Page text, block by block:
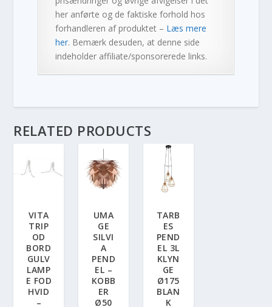
her anførte og de faktiske forhold hos
forhandleren af produktet – Læs mere
her. Bemærk desuden, at denne side
indeholder affiliate/sponsorerede links.
RELATED PRODUCTS
VITA
TRIP
OD
BORD
GULV
LAMP
E FOD
HVID
–
UMA
GE
SILVI
A
PEND
EL –
KOBB
ER
Ø50
TARB
ES
PEND
EL 3L
KLYN
GE
Ø175
BLAN
K